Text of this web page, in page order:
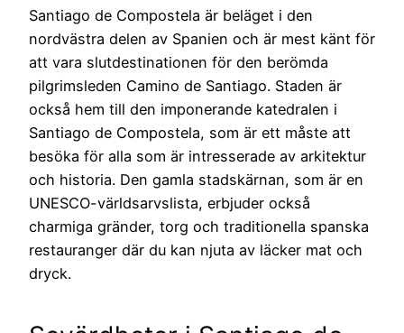
Santiago de Compostela är beläget i den
nordvästra delen av Spanien och är mest känt för
att vara slutdestinationen för den berömda
pilgrimsleden Camino de Santiago. Staden är
också hem till den imponerande katedralen i
Santiago de Compostela, som är ett måste att
besöka för alla som är intresserade av arkitektur
och historia. Den gamla stadskärnan, som är en
UNESCO-världsarvslista, erbjuder också
charmiga gränder, torg och traditionella spanska
restauranger där du kan njuta av läcker mat och
dryck.